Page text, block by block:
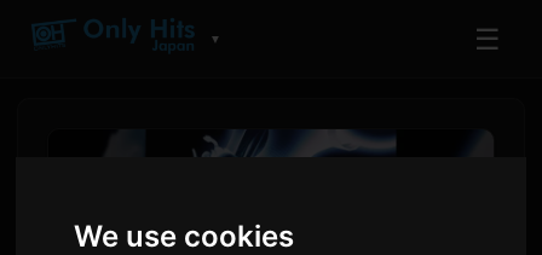
We use cookies
▼ ☰